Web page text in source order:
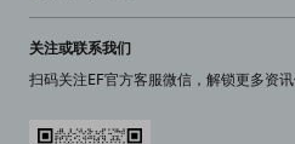
关注或联系我们
扫码关注EF官方客服微信，解锁更多资